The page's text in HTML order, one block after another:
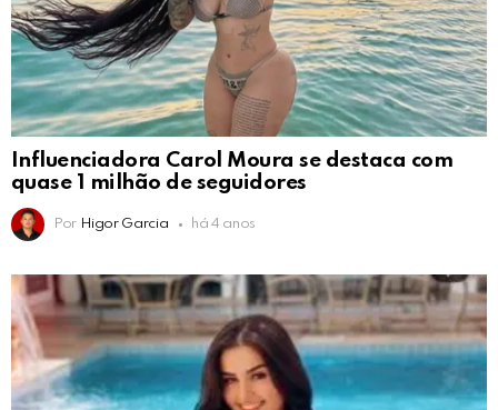
Influenciadora Carol Moura se destaca com
quase 1 milhão de seguidores
Por Higor Garcia há 4 anos